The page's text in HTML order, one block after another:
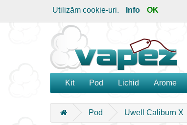
Utilizăm cookie-uri. Info OK
Kit Pod Lichid Arome
Pod Uwell Caliburn X